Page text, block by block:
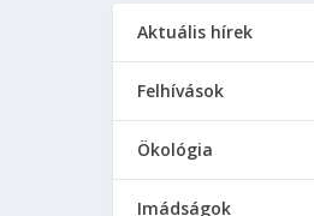
Aktuális hírek
Felhívások
Ökológia
Imádságok